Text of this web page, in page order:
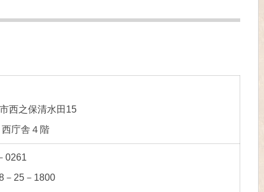
西之保清水田15
庁舎４階
0261
－25－1800